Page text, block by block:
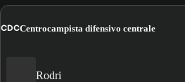
CDCCentrocampista difensivo centrale
Rodri